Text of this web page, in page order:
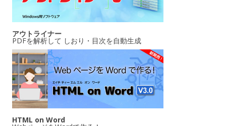
アウトライナー
PDFを解析して しおり・目次を自動生成
HTML on Word